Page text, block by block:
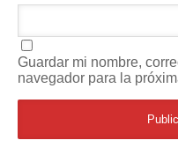
Guardar mi nombre,
navegador para la